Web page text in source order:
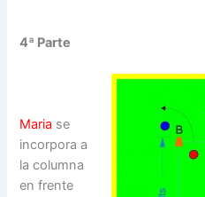
4ª Parte
Maria se
incorpora a
la columna
en frente